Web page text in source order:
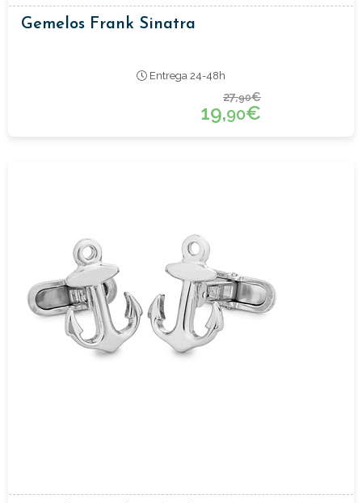
Gemelos Frank Sinatra
Entrega 24-48h
27,90€
19,90€